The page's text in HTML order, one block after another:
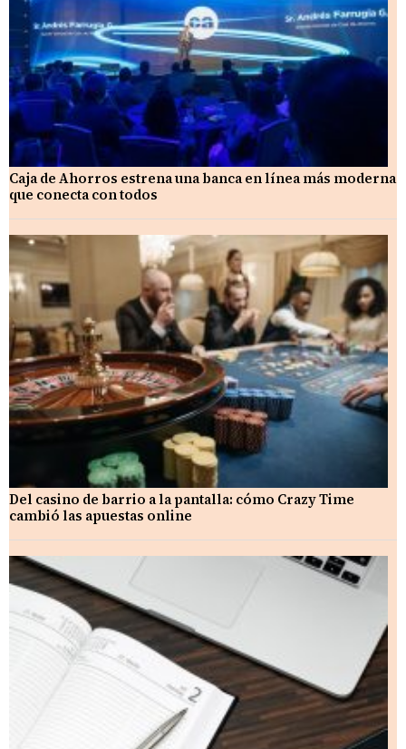
Caja de Ahorros estrena una banca en línea más moderna
que conecta con todos
Del casino de barrio a la pantalla: cómo Crazy Time
cambió las apuestas online